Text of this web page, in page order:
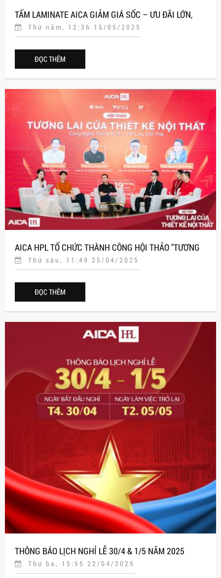
TẤM LAMINATE AICA GIẢM GIÁ SỐC – ƯU ĐÃI LỚN,
BÙNG NỔ HÈ 2025!
Thứ năm, 12:36 15/05/2025
ĐỌC THÊM
AICA HPL TỔ CHỨC THÀNH CÔNG HỘI THẢO "TƯƠNG
LAI THIẾT KẾ NỘI THẤT: CÔNG NGHỆ THÔNG MINH VÀ
Thứ sáu, 11:49 25/04/2025
ĐỌC THÊM
THÔNG BÁO LỊCH NGHỈ LỄ 30/4 & 1/5 NĂM 2025
Thứ ba, 15:55 22/04/2025